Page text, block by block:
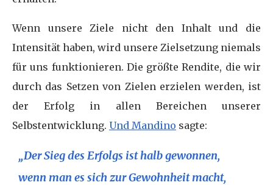
Wenn unsere Ziele nicht den Inhalt und die
Intensität haben, wird unsere Zielsetzung niemals
für uns funktionieren. Die größte Rendite, die wir
durch das Setzen von Zielen erzielen werden, ist
der Erfolg in allen Bereichen unserer
Selbstentwicklung. Und Mandino sagte:
„Der Sieg des Erfolgs ist halb gewonnen,
wenn man es sich zur Gewohnheit macht,